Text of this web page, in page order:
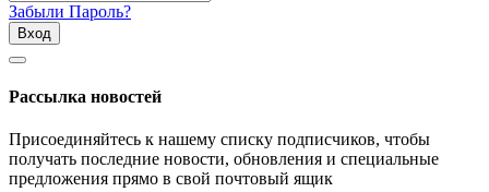
Забыли Пароль?
Вход
Рассылка новостей
Присоединяйтесь к нашему списку подписчиков, чтобы
получать последние новости, обновления и специальные
предложения прямо в свой почтовый ящик